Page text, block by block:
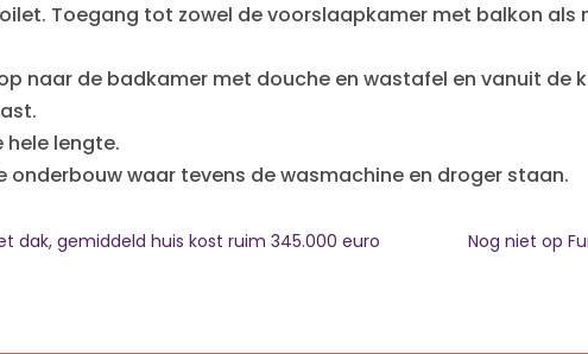
Toegang tot zowel de voorslaapkamer met balkon als
naar de badkamer met douche en wastafel en vanuit de
hele lengte.
onderbouw waar tevens de wasmachine en droger staan.
dak, gemiddeld huis kost ruim 345.000 euro Nog niet op